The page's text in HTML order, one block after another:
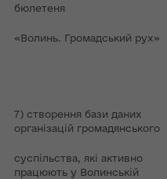
бюлетеня
«Волинь. Громадський рух»
7) створення бази даних
організацій громадянського
суспільства, які активно
працюють у Волинській